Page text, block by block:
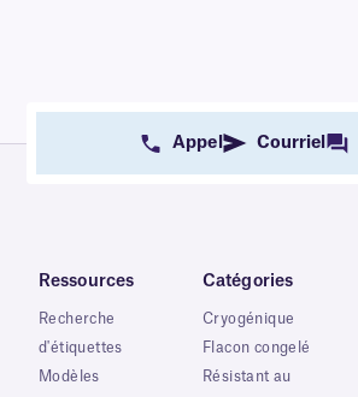
Appel Courriel
Ressources
Recherche
d'étiquettes
Modèles
Catégories
Cryogénique
Flacon congelé
Résistant au